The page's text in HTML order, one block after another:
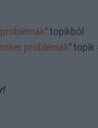
" topikból
problémák" topik